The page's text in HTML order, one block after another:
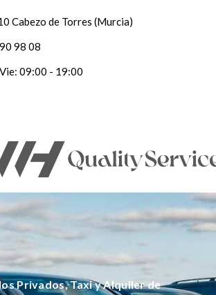
Cabezo de Torres (Murcia)
98 08
09:00 - 19:00
Privados, Taxi y Alquiler de